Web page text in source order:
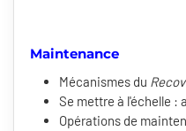
Maintenance
Mécanismes du
Se mettre à l'échelle
Opérations de